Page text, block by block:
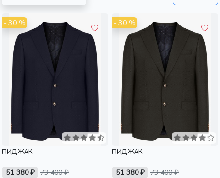
- 30 %
ПИДЖАК
51 380 ₽ 73 400 ₽
- 30 %
ПИДЖАК
51 380 ₽ 73 400 ₽